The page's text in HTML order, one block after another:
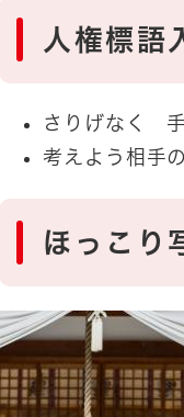
人権標語
さりげなく
考えよう相手
ほっこり